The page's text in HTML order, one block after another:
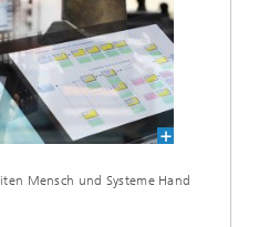
Mensch und Systeme Hand